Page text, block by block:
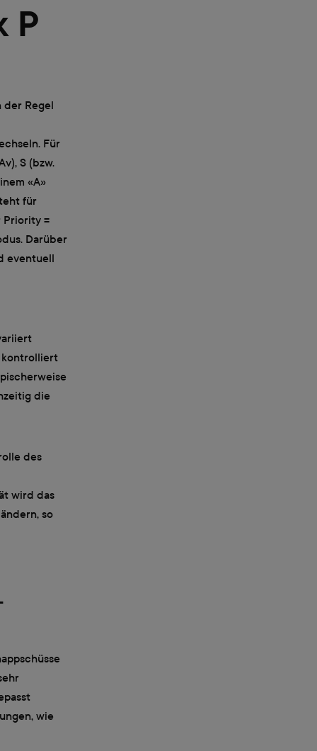
P
der Regel
Für
S (bzw.
«A»
für
Priority =
Darüber
eventuell
kontrolliert
die
des
wird das
so
wie